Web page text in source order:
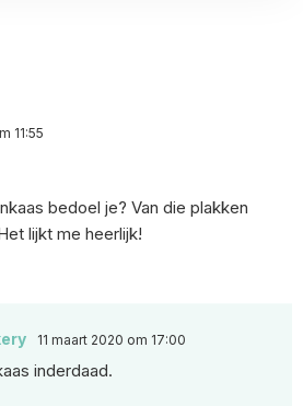
11:55
bedoel je? Van die plakken
lijkt me heerlijk!
11 maart 2020 om 17:00
inderdaad.